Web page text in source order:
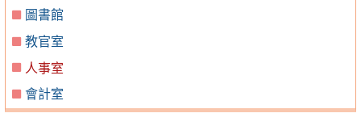
圖書館
教官室
人事室
會計室